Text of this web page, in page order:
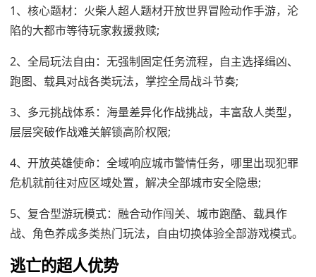
1、核心题材：火柴人超人题材开放世界冒险动作手游，沦
陷的大都市等待玩家救援救赎;
2、全局玩法自由：无强制固定任务流程，自主选择缉凶、
跑图、载具对战各类玩法，掌控全局战斗节奏;
3、多元挑战体系：海量差异化作战挑战，丰富敌人类型，
层层突破作战难关解锁高阶权限;
4、开放英雄使命：全域响应城市警情任务，哪里出现犯罪
危机就前往对应区域处置，解决全部城市安全隐患;
5、复合型游玩模式：融合动作闯关、城市跑酷、载具作
战、角色养成多类热门玩法，自由切换体验全部游戏模式。
逃亡的超人优势